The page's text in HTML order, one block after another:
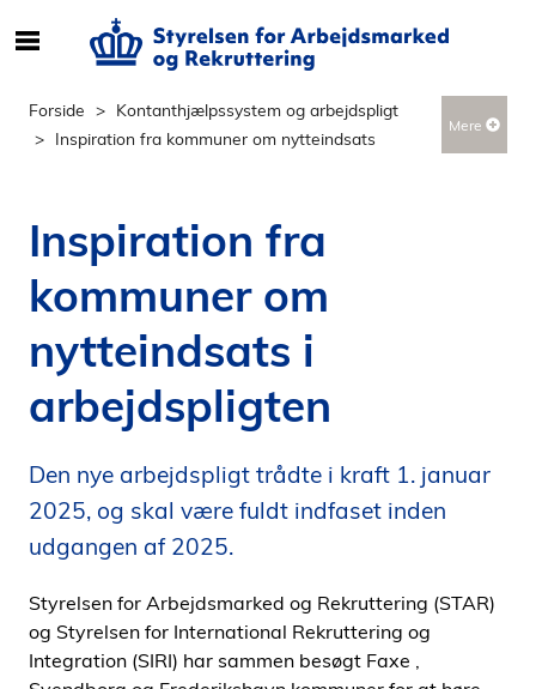
e
r
n
h
l
p
å
i
e
n
Forside
Kontanthjælpssystem og arbejdspligt
Inspiration fra kommuner om nytteindsats
Mere
Inspiration fra
kommuner om
nytteindsats i
arbejdspligten
Den nye arbejdspligt trådte i kraft 1. januar
2025, og skal være fuldt indfaset inden
udgangen af 2025.
Styrelsen for Arbejdsmarked og Rekruttering (STAR)
og Styrelsen for International Rekruttering og
Integration (SIRI) har sammen besøgt Faxe ,